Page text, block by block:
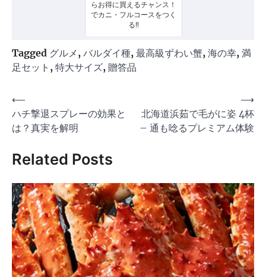
らお得に買えるチャンス！
でカニ・フルコースをつく
る‼
Tagged グルメ , バルダイ種, 最高級ずわい蟹, 海の幸, 満
足セット , 特大サイズ, 贈答品
投
稿
ナ
ビ
ー
シ
ョ
ン
⟵
ハチ撃退スプレーの効果と
は？真実を解明
北海道浜茹で毛がに姿 4杯
– 通も唸るプレミアム体験
⟶
Related Posts